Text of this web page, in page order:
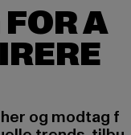
A
og modtag f